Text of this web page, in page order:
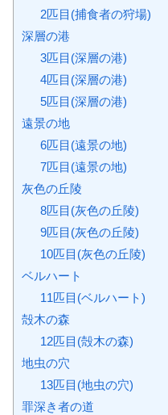
2匹目(捕食者の狩場)
深層の港
3匹目(深層の港)
4匹目(深層の港)
5匹目(深層の港)
遠景の地
6匹目(遠景の地)
7匹目(遠景の地)
灰色の丘陵
8匹目(灰色の丘陵)
9匹目(灰色の丘陵)
10匹目(灰色の丘陵)
ベルハート
11匹目(ベルハート)
殻木の森
12匹目(殻木の森)
地虫の穴
13匹目(地虫の穴)
罪深き者の道